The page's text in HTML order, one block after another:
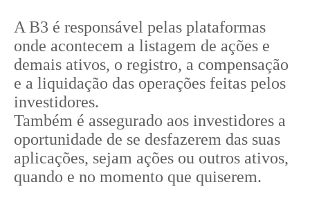
A B3 é responsável pelas plataformas
onde acontecem a listagem de ações e
demais ativos, o registro, a compensação
e a liquidação das operações feitas pelos
investidores.
Também é assegurado aos investidores a
oportunidade de se desfazerem das suas
aplicações, sejam ações ou outros ativos,
quando e no momento que quiserem.